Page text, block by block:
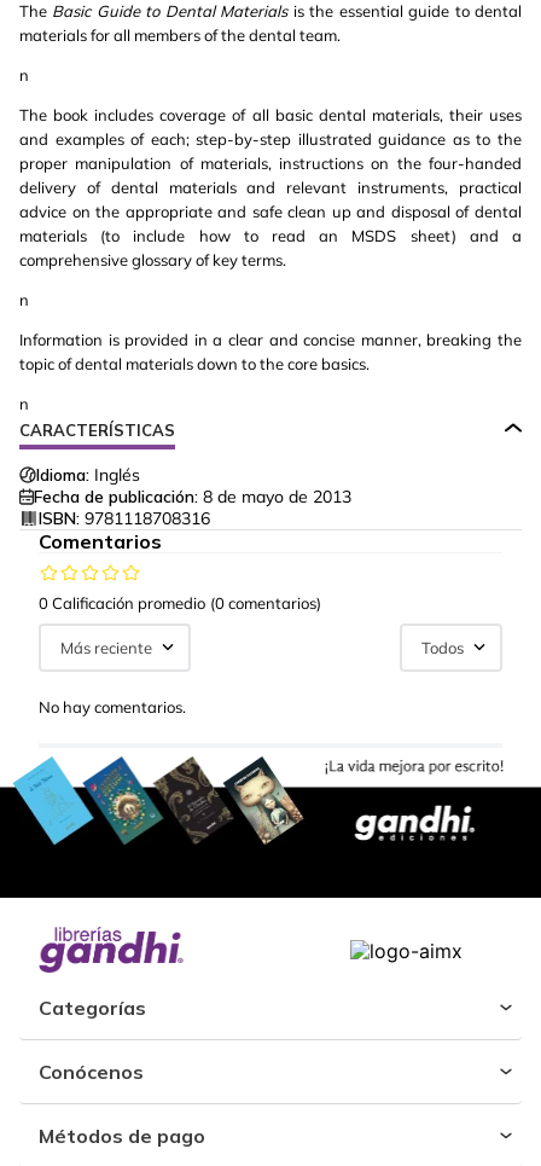
The Basic Guide to Dental Materialsis the essential guide to dental
materials for all members of the dental team.
n
The book includes coverage of all basic dental materials, their uses
and examples of each; step-by-step illustrated guidance as to the
proper manipulation of materials, instructions on the four-handed
delivery of dental materials and relevant instruments, practical
advice on the appropriate and safe clean up and disposal of dental
materials (to include how to read an MSDS sheet) and a
comprehensive glossary of key terms.
n
Information is provided in a clear and concise manner, breaking the
topic of dental materials down to the core basics.
n
CARACTERÍSTICAS
Idioma: Inglés
Fecha de publicación: 8 de mayo de 2013
ISBN: 9781118708316
Comentarios
0 Calificación promedio (0 comentarios)
Más reciente Todos
No hay comentarios.
Categorías
Conócenos
Métodos de pago